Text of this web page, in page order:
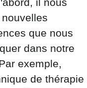
que nous
dans notre
exemple,
de thérapie